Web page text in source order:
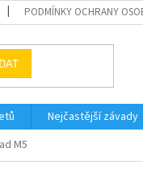
PODMÍNKY OCHRANY
Nejčastější závady
M5